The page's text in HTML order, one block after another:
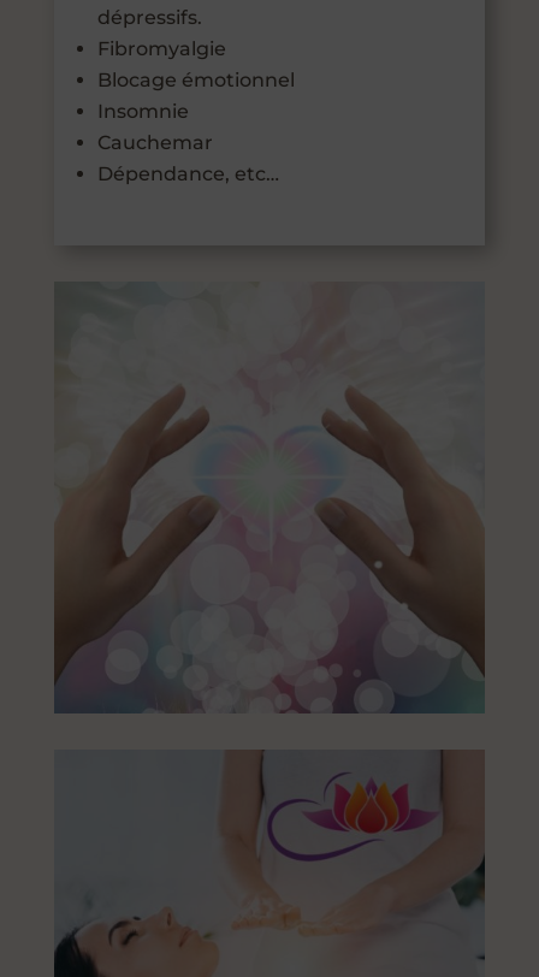
dépressifs.
Fibromyalgie
Blocage émotionnel
Insomnie
Cauchemar
Dépendance, etc…